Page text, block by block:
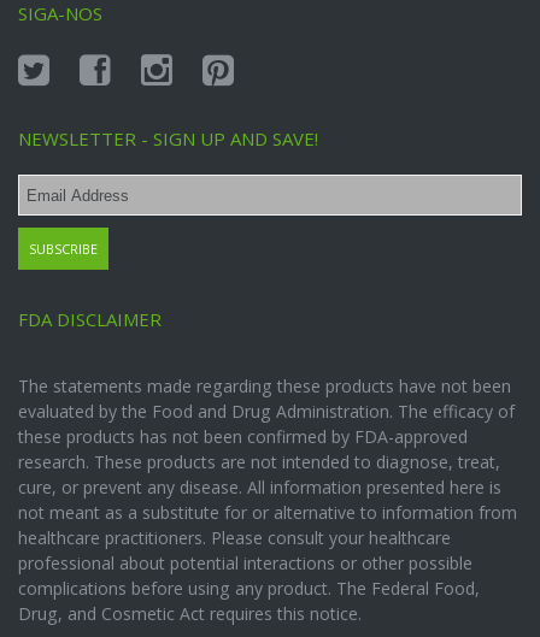
SIGA-NOS
NEWSLETTER - SIGN UP AND SAVE!
FDA DISCLAIMER
The statements made regarding these products have not been
evaluated by the Food and Drug Administration. The efficacy of
these products has not been confirmed by FDA-approved
research. These products are not intended to diagnose, treat,
cure, or prevent any disease. All information presented here is
not meant as a substitute for or alternative to information from
healthcare practitioners. Please consult your healthcare
professional about potential interactions or other possible
complications before using any product. The Federal Food,
Drug, and Cosmetic Act requires this notice.